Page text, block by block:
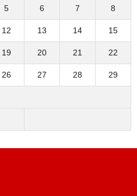
5 6 7 8
12 13 14 15
19 20 21 22
26 27 28 29